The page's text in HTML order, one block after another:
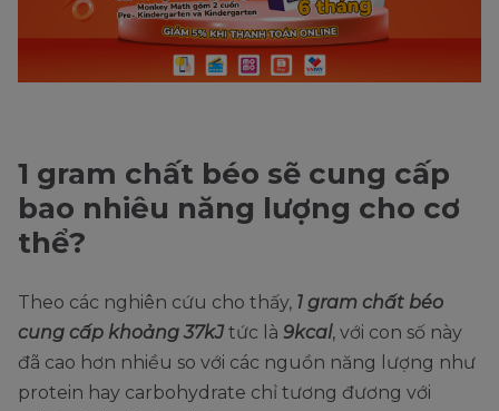
1 gram chất béo sẽ cung cấp
bao nhiêu năng lượng cho cơ
thể?
Theo các nghiên cứu cho thấy, 1 gram chất béo
cung cấp khoảng 37kJ tức là 9kcal, với con số này
đã cao hơn nhiều so với các nguồn năng lượng như
protein hay carbohydrate chỉ tương đương với